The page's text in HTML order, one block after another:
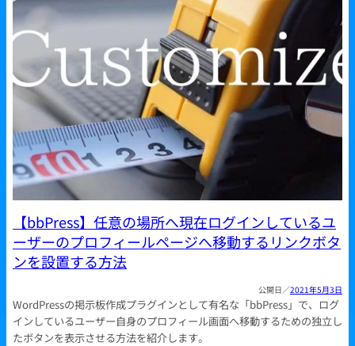
【bbPress】任意の場所へ現在ログインしているユ
ーザーのプロフィールページへ移動するリンクボタ
ンを設置する方法
2021年5月3日
WordPressの掲示板作成プラグインとして有名な「bbPress」で、ログ
インしているユーザー自身のプロフィール画面へ移動するための独立し
たボタンを表示させる方法を紹介します。